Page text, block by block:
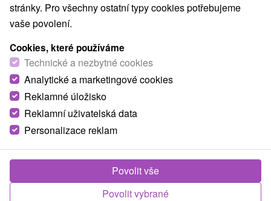
Léčebný pobyt s procedurami a vstupem do
rehabilitačního bazénu
Lázně Brusno
Od 6 Nocí
Plná Penze
Léčebný pobyt zaměřený na prevenci a léčbu podle
zdravotního stavu
stránky. Pro všechny ostatní typy cookies potřebujeme
vaše povolení.
Cookies, které používáme
Technické a nezbytné cookies
Analytické a marketingové cookies
Reklamné úložisko
Reklamní uživatelská data
Personalizace reklam
Povolit vybrané
Povolit vše